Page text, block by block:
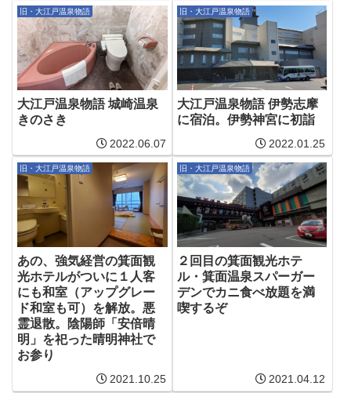
旧・大江戸温泉物語
大江戸温泉物語 城崎温泉
きのさき
2022.06.07
旧・大江戸温泉物語
大江戸温泉物語 伊勢志摩
に宿泊。伊勢神宮に初詣
2022.01.25
旧・大江戸温泉物語
あの、強気経営の箕面観
光ホテルがついに１人客
にも和室（アップグレー
ド和室も可）を解放。悪
霊退散。陰陽師「安倍晴
明」を祀った晴明神社で
お参り
2021.10.25
旧・大江戸温泉物語
２回目の箕面観光ホテ
ル・箕面温泉スパーガー
デンでカニ食べ放題を満
喫するぞ
2021.04.12